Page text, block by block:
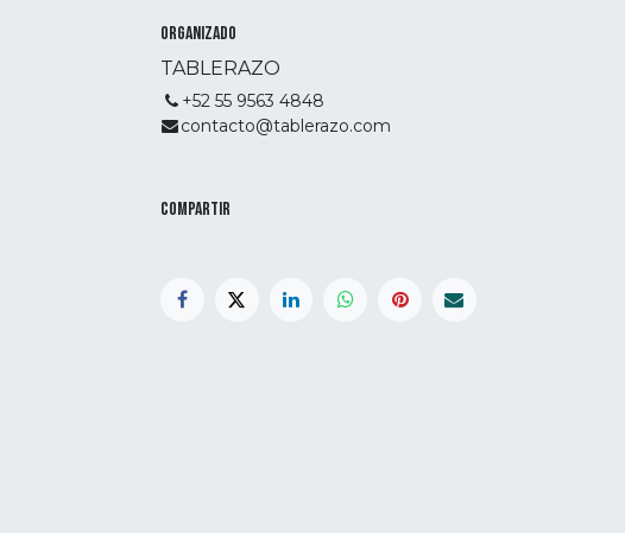
Organizado
TABLERAZO
+52 55 9563 4848
contacto@tablerazo.com
Compartir